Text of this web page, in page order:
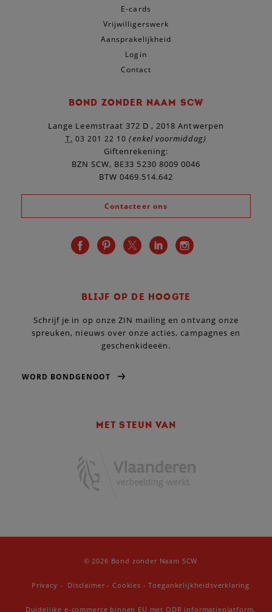
E-cards
Vrijwilligerswerk
Aansprakelijkheid
Login
Contact
BOND ZONDER NAAM SCW
Lange Leemstraat 372 D , 2018 Antwerpen
T. 03 201 22 10 (enkel voormiddag)
Giftenrekening:
BZN SCW, BE33 5230 8009 0046
BTW 0469.514.642
Contacteer ons
BLIJF OP DE HOOGTE
Schrijf je in op onze ZIN mailing en ontvang onze
spreuken, nieuws over onze acties, campagnes en
geschenkideeën.
WORD BONDGENOOT
MET STEUN VAN
© 2026 Bond zonder Naam SCW
Privacy - Disclaimer-Cookies -Toegankelijkheidsverklaring
Duidelijke e-commerce binnen EU met ODR informatieplatform.